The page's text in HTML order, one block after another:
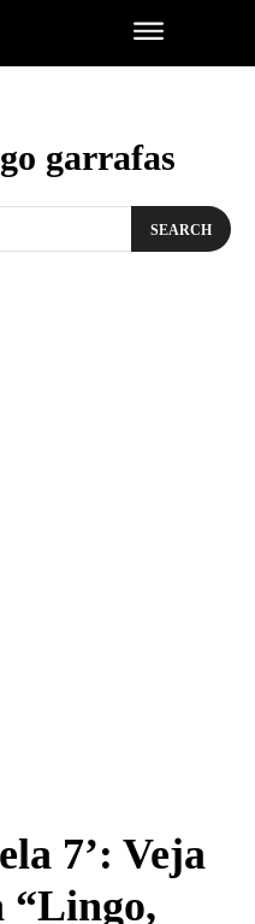
garrafas
SEARCH
7’: Veja
“Lingo,